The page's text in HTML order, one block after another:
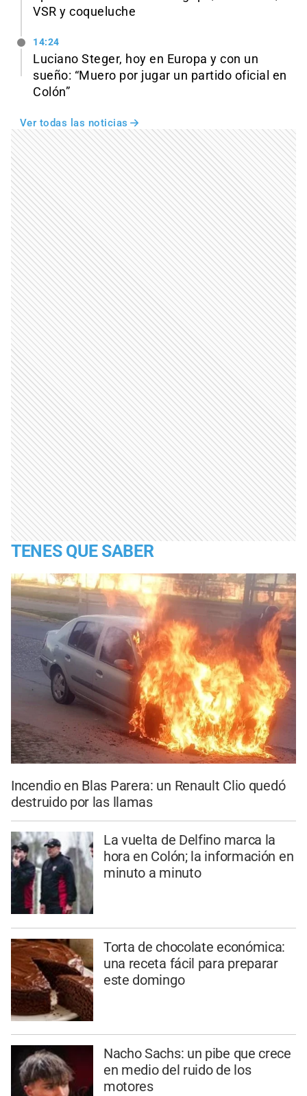
VSR y coqueluche
14:24
Luciano Steger, hoy en Europa y con un
sueño: “Muero por jugar un partido oficial en
Colón”
Ver todas las noticias
TENES QUE SABER
Incendio en Blas Parera: un Renault Clio quedó
destruido por las llamas
La vuelta de Delfino marca la
hora en Colón; la información en
minuto a minuto
Torta de chocolate económica:
una receta fácil para preparar
este domingo
Nacho Sachs: un pibe que crece
en medio del ruido de los
motores